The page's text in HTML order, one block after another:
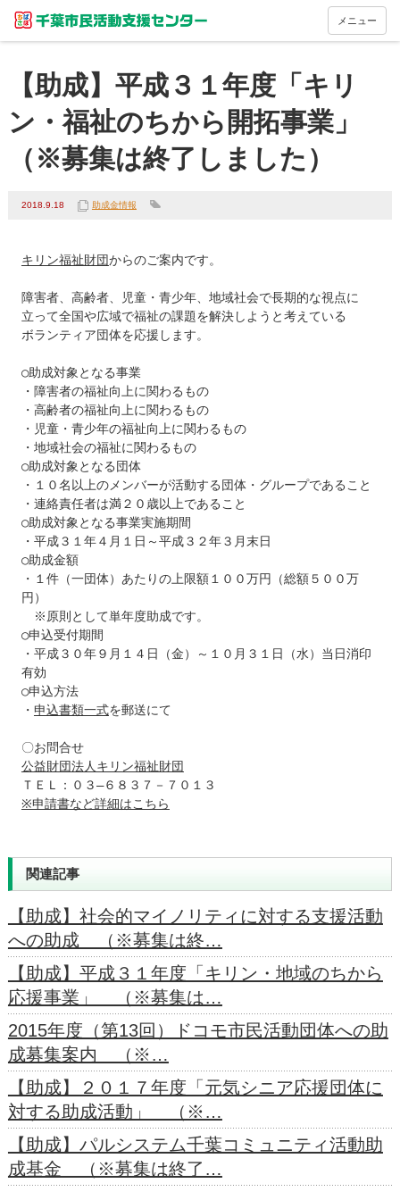
メニュー
【助成】平成３１年度「キリ
ン・福祉のちから開拓事業」
（※募集は終了しました）
2018.9.18 助成金情報
キリン福祉財団からのご案内です。
障害者、高齢者、児童・青少年、地域社会で長期的な視点に
立って全国や広域で福祉の課題を解決しようと考えている
ボランティア団体を応援します。
○助成対象となる事業
・障害者の福祉向上に関わるもの
・高齢者の福祉向上に関わるもの
・児童・青少年の福祉向上に関わるもの
・地域社会の福祉に関わるもの
○助成対象となる団体
・１０名以上のメンバーが活動する団体・グループであること
・連絡責任者は満２０歳以上であること
○助成対象となる事業実施期間
・平成３１年４月１日～平成３２年３月末日
○助成金額
・１件（一団体）あたりの上限額１００万円（総額５００万
円）
※原則として単年度助成です。
○申込受付期間
・平成３０年９月１４日（金）～１０月３１日（水）当日消印
有効
○申込方法
・ 申込書類一式を郵送にて
〇お問合せ
公益財団法人キリン福祉財団
※申請書など詳細はこちら
関連記事
【助成】社会的マイノリティに対する支援活動
への助成 （※募集は終…
【助成】平成３１年度「キリン・地域のちから
応援事業」 （※募集は…
2015年度（第13回）ドコモ市民活動団体への助
成募集案内 （※…
【助成】２０１７年度「元気シニア応援団体に
対する助成活動」 （※…
【助成】パルシステム千葉コミュニティ活動助
成基金 （※募集は終了…